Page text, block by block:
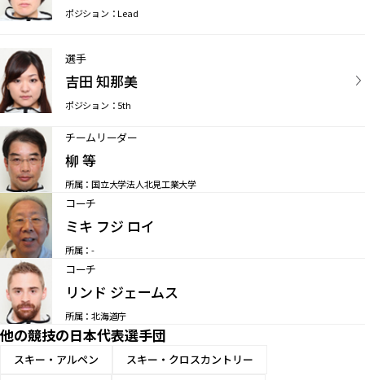
ポジション：Lead
選手
吉田 知那美
ポジション：5th
チームリーダー
柳 等
所属：国立大学法人北見工業大学
コーチ
ミキ フジ ロイ
所属：-
コーチ
リンド ジェームス
所属：北海道庁
他の競技の日本代表選手団
スキー・アルペン
スキー・クロスカントリー